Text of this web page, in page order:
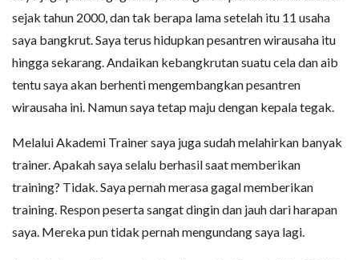
sejak tahun 2000, dan tak berapa lama setelah itu 11 usaha
saya bangkrut. Saya terus hidupkan pesantren wirausaha itu
hingga sekarang. Andaikan kebangkrutan suatu cela dan aib
tentu saya akan berhenti mengembangkan pesantren
wirausaha ini. Namun saya tetap maju dengan kepala tegak.
Melalui Akademi Trainer saya juga sudah melahirkan banyak
trainer. Apakah saya selalu berhasil saat memberikan
training? Tidak. Saya pernah merasa gagal memberikan
training. Respon peserta sangat dingin dan jauh dari harapan
saya. Mereka pun tidak pernah mengundang saya lagi.